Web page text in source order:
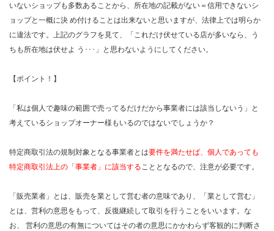
いないショップも多数あることから、所在地の記載がない＝信用できないシ
ョップと一概に決 め付けることは出来ないと思いますが、法律上では明らか
に違法です。上記のグラフを見て、「これだけ伏せている店が多いなら、う
ちも所在地は伏せよ う･･･」と思わないようにしてください。
【ポイント！】
「私は個人で趣味の範囲で売ってるだけだから事業者には該当しないう」と
考えているショップオーナー様もいるのではないでしょうか？
特定商取引法の規制対象となる事業者とは要件を満たせば、個人であっても
特定商取引法上の「事業者」に該当することとなるので、注意が必要です。
「販売業者」とは、販売を業として営む者の意味であり、「業として営む」
とは、営利の意思をもって、反復継続して取引を行うことをいいます。な
お、 営利の意思の有無についてはその者の意思にかかわらず客観的に判断さ